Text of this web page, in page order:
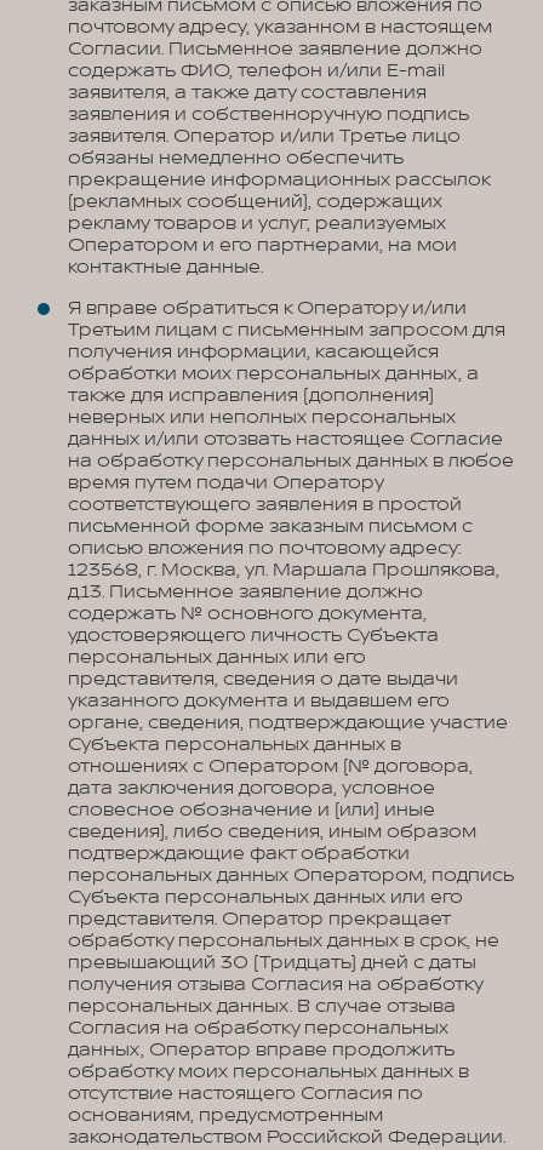
заказным письмом с описью вложения по
почтовому адресу, указанном в настоящем
Согласии. Письменное заявление должно
содержать ФИО, телефон и/или E-mail
заявителя, а также дату составления
заявления и собственноручную подпись
заявителя. Оператор и/или Третье лицо
обязаны немедленно обеспечить
прекращение информационных рассылок
(рекламных сообщений), содержащих
рекламу товаров и услуг, реализуемых
Оператором и его партнерами, на мои
контактные данные.
Я вправе обратиться к Оператору и/или
Третьим лицам с письменным запросом для
получения информации, касающейся
обработки моих персональных данных, а
также для исправления (дополнения)
неверных или неполных персональных
данных и/или отозвать настоящее Согласие
на обработку персональных данных в любое
время путем подачи Оператору
соответствующего заявления в простой
письменной форме заказным письмом с
описью вложения по почтовому адресу:
123568, г. Москва, ул. Маршала Прошлякова,
д.13. Письменное заявление должно
содержать № основного документа,
удостоверяющего личность Субъекта
персональных данных или его
представителя, сведения о дате выдачи
указанного документа и выдавшем его
органе, сведения, подтверждающие участие
Субъекта персональных данных в
отношениях с Оператором (№ договора,
дата заключения договора, условное
словесное обозначение и (или) иные
сведения), либо сведения, иным образом
подтверждающие факт обработки
персональных данных Оператором, подпись
Субъекта персональных данных или его
представителя. Оператор прекращает
обработку персональных данных в срок, не
превышающий 30 (Тридцать) дней с даты
получения отзыва Согласия на обработку
персональных данных. В случае отзыва
Согласия на обработку персональных
данных, Оператор вправе продолжить
обработку моих персональных данных в
отсутствие настоящего Согласия по
основаниям, предусмотренным
законодательством Российской Федерации.